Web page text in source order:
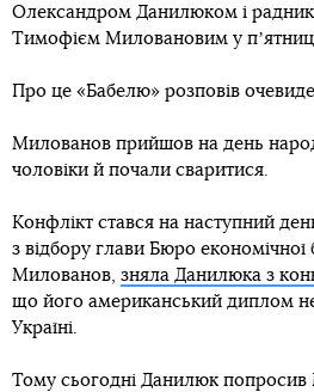
Олександром Данилюком і
Тимофієм Миловановим у
Про це «Бабелю» розповів
Милованов прийшов на день
чоловіки й почали сваритися.
Конфлікт стався на наступний
з відбору глави Бюро
Милованов, зняла Данилюка з
що його американський диплом
Україні.
Тому сьогодні Данилюк попросив